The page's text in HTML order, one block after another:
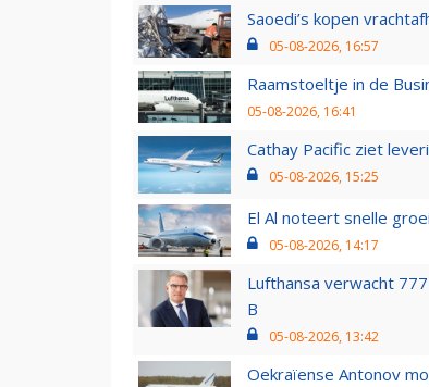
Saoedi’s kopen
05-08-2026, 16:57
Raamstoeltje in de
05-08-2026, 16:41
Cathay Pacific ziet
05-08-2026, 15:25
El Al noteert snelle
05-08-2026, 14:17
Lufthansa verwacht
B
05-08-2026, 13:42
Oekraïense Antonov